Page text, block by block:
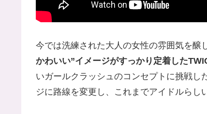
今では洗練された大人の女性の雰囲気を醸
かわいい”イメージがすっかり定着した
いガールクラッシュのコンセプトに挑戦し
ジに路線を変更し、これまでアイドルらし